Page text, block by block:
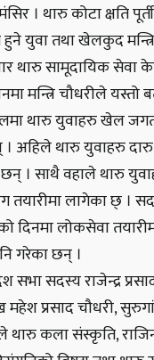
। थारु कोटा क्षति
हुने युवा तथा खेलकुद
थारु सामूदायिक सेवा
मन्त्रि चौधरीले यस्तो
थारु युवाहरु खेल
अहिले थारु युवाहरु
। साथै वहाले थारु
तयारीमा लागेका छ् ।
लोकसेवा
गरेका छन् ।
सभा सदस्य राजेन्द्र
महेश प्रसाद चौधरी,
थारु कला संस्कृति,